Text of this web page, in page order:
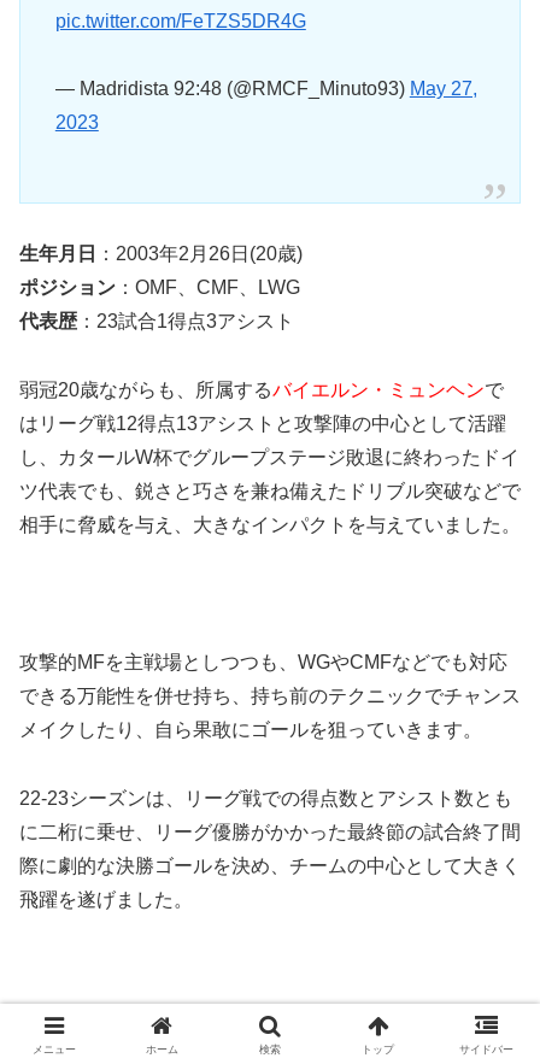
pic.twitter.com/FeTZS5DR4G
— Madridista 92:48 (@RMCF_Minuto93) May 27,
2023
生年月日
：2003年2月26日(20歳)
ポジション ：OMF、CMF、LWG
代表歴 ：23試合1得点3アシスト
弱冠20歳ながらも、所属するバイエルン・ミュンヘンで
はリーグ戦12得点13アシストと攻撃陣の中心として活躍
し、カタールW杯でグループステージ敗退に終わったドイ
ツ代表でも、鋭さと巧さを兼ね備えたドリブル突破などで
相手に脅威を与え、大きなインパクトを与えていました。
攻撃的MFを主戦場としつつも、WGやCMFなどでも対応
できる万能性を併せ持ち、持ち前のテクニックでチャンス
メイクしたり、自ら果敢にゴールを狙っていきます。
22-23シーズンは、リーグ戦での得点数とアシスト数とも
に二桁に乗せ、リーグ優勝がかかった最終節の試合終了間
際に劇的な決勝ゴールを決め、チームの中心として大きく
飛躍を遂げました。
絶対的な軸が不在といわれるドイツ代表の中でも、
ムシア
メニュー ホーム 検索 トップ サイドバー